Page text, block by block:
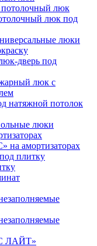
люк
люк под
люки
дверь под
люк с
потолок
люки
амортизаторах
плитку
ЛАЙТ»